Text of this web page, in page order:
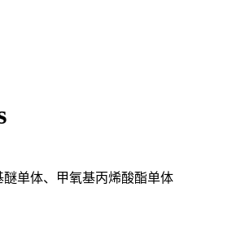
单体、甲氧基丙烯酸酯单体